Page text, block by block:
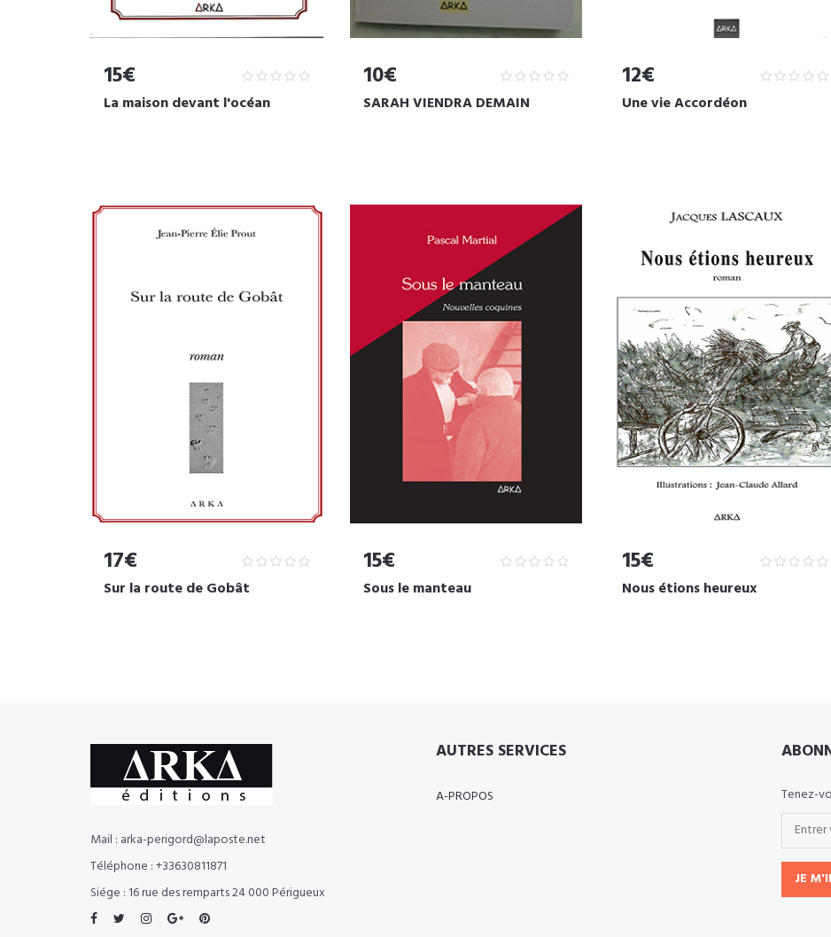
15€
La maison devant l'océan
10€
SARAH VIENDRA DEMAIN
12€
Une vie Accordéon
17€
Sur la route de Gobât
15€
Sous le manteau
15€
Nous étions heureux
Mail : arka-perigord@laposte.net
Téléphone : +33630811871
Siége : 16 rue des remparts 24 000 Périgueux
AUTRES SERVICES
A-PROPOS Tenez-
JE